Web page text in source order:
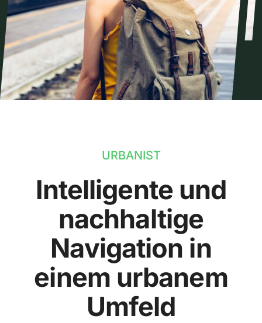
URBANIST
Intelligente und
nachhaltige
Navigation in
einem urbanem
Umfeld